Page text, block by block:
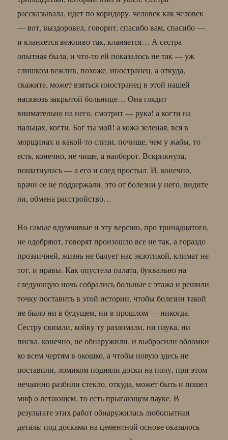
рассказывала, идет по коридору, человек как человек
— вот, выздоровел, говорит, спасибо вам, спасибо —
и кланяется вежливо так, кланяется… А сестра
опытная была, и что-то ей показалось не так — уж
слишком вежлив, похоже, иностранец, а откуда,
скажите, может взяться иностранец в этой нашей
насквозь закрытой больнице… Она глядит
внимательно на него, смотрит — рука! а когти на
пальцах, когти, Бог ты мой! а кожа зеленая, вся в
морщинах и какой-то слизи, почище, чем у жабы, то
есть, конечно, не чище, а наоборот. Вскрикнула,
пошатнулась — а его и след простыл. И, конечно,
врачи ее не поддержали, это от болезни у него, видите
ли, обмена расстройство…
Но самые вдумчивые и эту версию, про тринадцатого,
не одобряют, говорят произошло все не так, а гораздо
прозаичней, жизнь не балует нас экзотикой, климат не
тот, и нравы. Как опустела палата, буквально на
следующую ночь собрались больные с этажа и решили
точку поставить в этой истории, чтобы болезни такой
не было ни в будущем, ни в прошлом — никогда.
Сестру связали, койку ту разломали, ни паука, ни
писка, конечно, не обнаружили, и выбросили обломки
ко всем чертям в окошко, а чтобы новую здесь не
поставили, ломиком подняли доски на полу, при этом
нечаянно разбили стекло, откуда, может быть и пошел
миф о летающем, то есть прыгающем пауке. В
результате этих работ обнаружилась любопытная
деталь: под досками на цементной основе оказалось